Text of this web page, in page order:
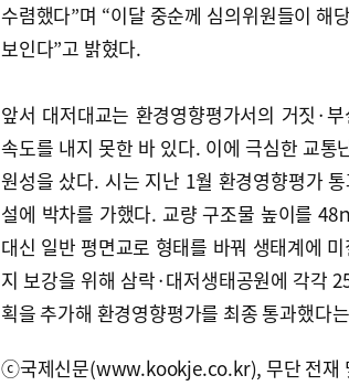
수렴했다”며 “이달 중순께 심의위원들이 해
보인다”고 밝혔다.
앞서 대저대교는 환경영향평가서의 거짓·
속도를 내지 못한 바 있다. 이에 극심한 교통
원성을 샀다. 시는 지난 1월 환경영향평가
설에 박차를 가했다. 교량 구조물 높이를
대신 일반 평면교로 형태를 바꿔 생태계에
지 보강을 위해 삼락·대저생태공원에 각각
획을 추가해 환경영향평가를 최종 통과했다
ⓒ국제신문(www.kookje.co.kr), 무단 전재